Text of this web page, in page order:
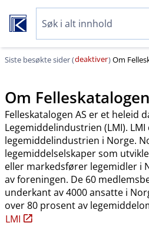
Siste besøkte sider (deaktiver)Om
Om Felleskatalogen
Felleskatalogen AS er et heleid
Legemiddelindustrien (LMI).
legemiddelindustrien i Norge.
legemiddelselskaper som
eller markedsfører legemidler i
av foreningen. De 60
underkant av 4000 ansatte i
over 80 prosent av
LMI